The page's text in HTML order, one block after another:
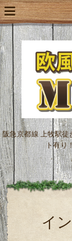
阪急京都線 上牧駅
ト有り
イ